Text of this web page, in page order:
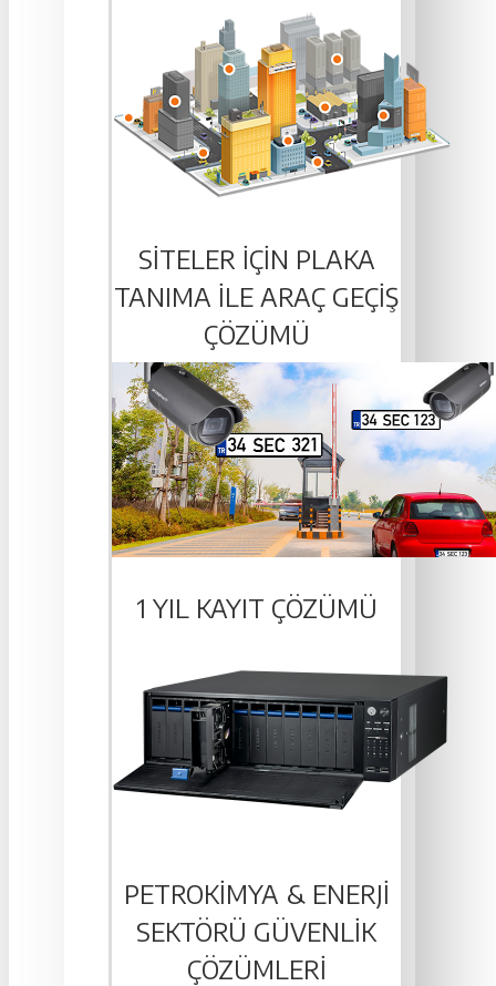
SITELER IÇIN PLAKA
TANIMA ILE ARAÇ GEÇIŞ
ÇÖZÜMÜ
1 YIL KAYIT ÇÖZÜMÜ
PETROKIMYA & ENERJI
SEKTÖRÜ GÜVENLIK
ÇÖZÜMLERI